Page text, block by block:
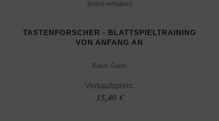
[sofort verfügbar]
TASTENFORSCHER - BLATTSPIELTRAINING
VON ANFANG AN
Klaus Guido
Verkaufspreis:
15,40 €